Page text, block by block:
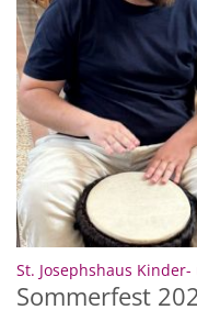
St. Josephshaus
Sommerfest